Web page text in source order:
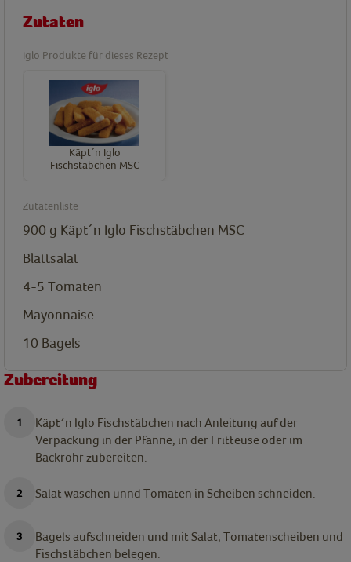
Zutaten
Iglo Produkte für dieses Rezept
Käpt´n Iglo
Fischstäbchen MSC
Zutatenliste
900 g Käpt´n Iglo Fischstäbchen MSC
Blattsalat
4-5 Tomaten
Mayonnaise
10 Bagels
Zubereitung
Käpt´n Iglo Fischstäbchen nach Anleitung auf der
Verpackung in der Pfanne, in der Fritteuse oder im
Backrohr zubereiten.
Salat waschen unnd Tomaten in Scheiben schneiden.
Bagels aufschneiden und mit Salat, Tomatenscheiben und
Fischstäbchen belegen.